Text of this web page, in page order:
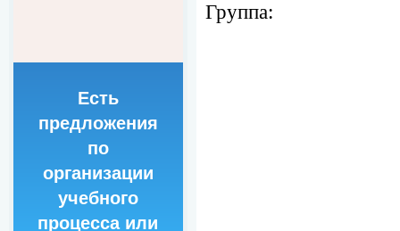
Есть
предложения
по
организации
учебного
процесса или
Группа: